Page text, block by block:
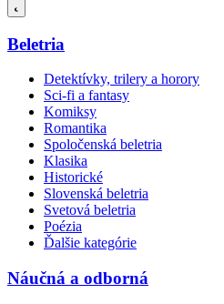
Beletria
Detektívky, trilery a horory
Sci-fi a fantasy
Komiksy
Romantika
Spoločenská beletria
Klasika
Historické
Slovenská beletria
Svetová beletria
Poézia
Ďalšie kategórie
Náučná a odborná